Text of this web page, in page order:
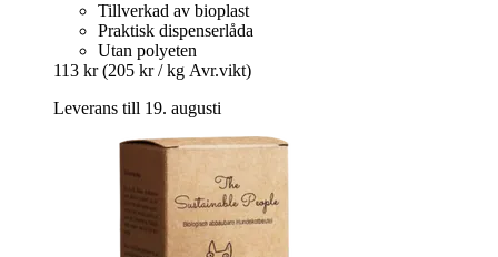
Tillverkad av bioplast
Praktisk dispenserlåda
Utan polyeten
113 kr (205 kr / kg Avr.vikt)
Leverans till 19. augusti